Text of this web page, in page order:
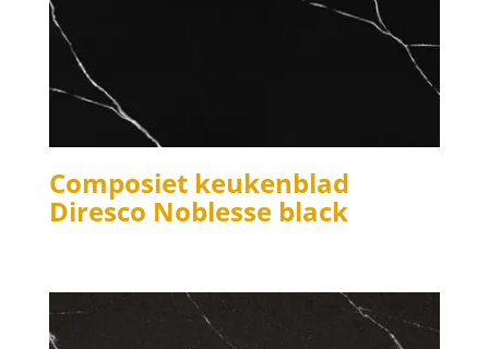
Composiet keukenblad
Diresco Noblesse black